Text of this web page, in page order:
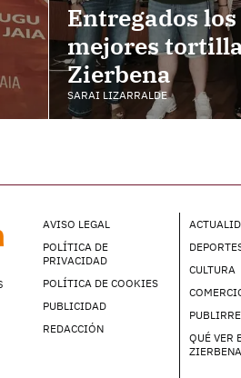
Entregados
mejores
Zierbena
SARAI LIZARRALDE
AVISO LEGAL
POLÍTICA DE
PRIVACIDAD
POLÍTICA DE COOKIES
PUBLICIDAD
REDACCIÓN
CULTURA
QUÉ VER
ZIERBENA